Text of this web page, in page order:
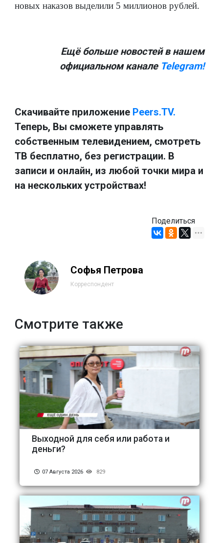
новых наказов выделили 5 миллионов рублей.
Ещё больше новостей в нашем
официальном канале Telegram!
Скачивайте приложение Peers.TV.
Теперь, Вы сможете управлять
собственным телевидением, смотреть
ТВ бесплатно, без регистрации. В
записи и онлайн, из любой точки мира и
на нескольких устройствах!
Поделиться
Софья Петрова
Корреспондент
Смотрите также
Выходной для себя или работа и
деньги?
07 Августа 2026 829